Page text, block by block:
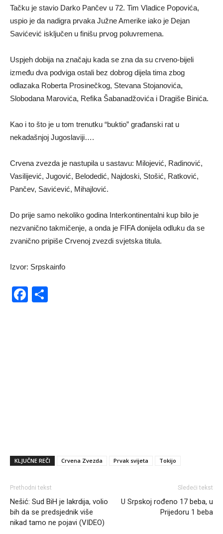
Tačku je stavio Darko Pančev u 72. Tim Vladice Popovića,
uspio je da nadigra prvaka Južne Amerike iako je Dejan
Savićević isključen u finišu prvog poluvremena.
Uspjeh dobija na značaju kada se zna da su crveno-bijeli
između dva podviga ostali bez dobrog dijela tima zbog
odlazaka Roberta Prosinečkog, Stevana Stojanovića,
Slobodana Marovića, Refika Šabanadžovića i Dragiše Binića.
Kao i to što je u tom trenutku “buktio” građanski rat u
nekadašnjoj Jugoslaviji….
Crvena zvezda je nastupila u sastavu: Milojević, Radinović,
Vasilijević, Jugović, Belodedić, Najdoski, Stošić, Ratković,
Pančev, Savićević, Mihajlović.
Do prije samo nekoliko godina Interkontinentalni kup bilo je
nezvanično takmičenje, a onda je FIFA donijela odluku da se
zvanično pripiše Crvenoj zvezdi svjetska titula.
Izvor: Srpskainfo
Facebook
KLJUČNE REČI Crvena Zvezda Prvak svijeta Tokijo
Prethodni tekst
Nešić: Sud BiH je lakrdija, volio
bih da se predsjednik više
nikad tamo ne pojavi (VIDEO)
Sledeći tekst
U Srpskoj rođeno 17 beba, u
Prijedoru 1 beba